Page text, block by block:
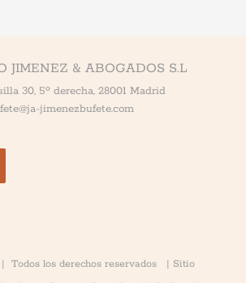
JIMENEZ & ABOGADOS S.L
30, 5º derecha, 28001 Madrid
jimenezbufete.com
| Todos los derechos reservados | Sitio